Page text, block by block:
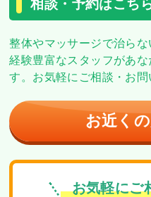
相談・予約はこち
整体やマッサージで治らな
経験豊富なスタッフがあ
す。 お気軽にご相談・お問
お近く
お気軽にご